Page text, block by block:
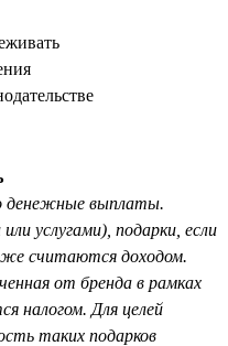
денежные выплаты.
услугами), подарки, если
считаются доходом.
от бренда в рамках
налогом. Для целей
таких подарков